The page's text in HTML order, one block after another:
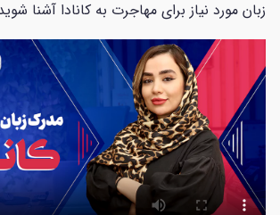
زبان مورد نیاز برای مهاجرت به کانادا آشنا